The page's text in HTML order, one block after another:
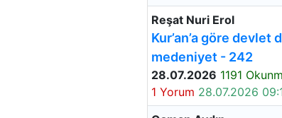
Reşat Nuri Erol
Kur’an’a göre devlet
medeniyet - 242
28.07.2026 1191
1 Yorum 28.07.2026